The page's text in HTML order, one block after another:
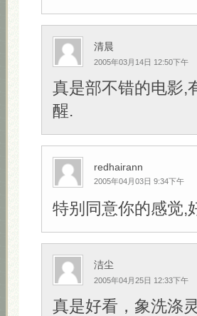
清晨
2005年03月14日 12:50下午
真是部不错的电影,
醒.
redhairann
2005年04月03日 9:34下午
特别同意你的感觉,
洁尘
2005年04月25日 12:33下午
真是好看，象洗涤